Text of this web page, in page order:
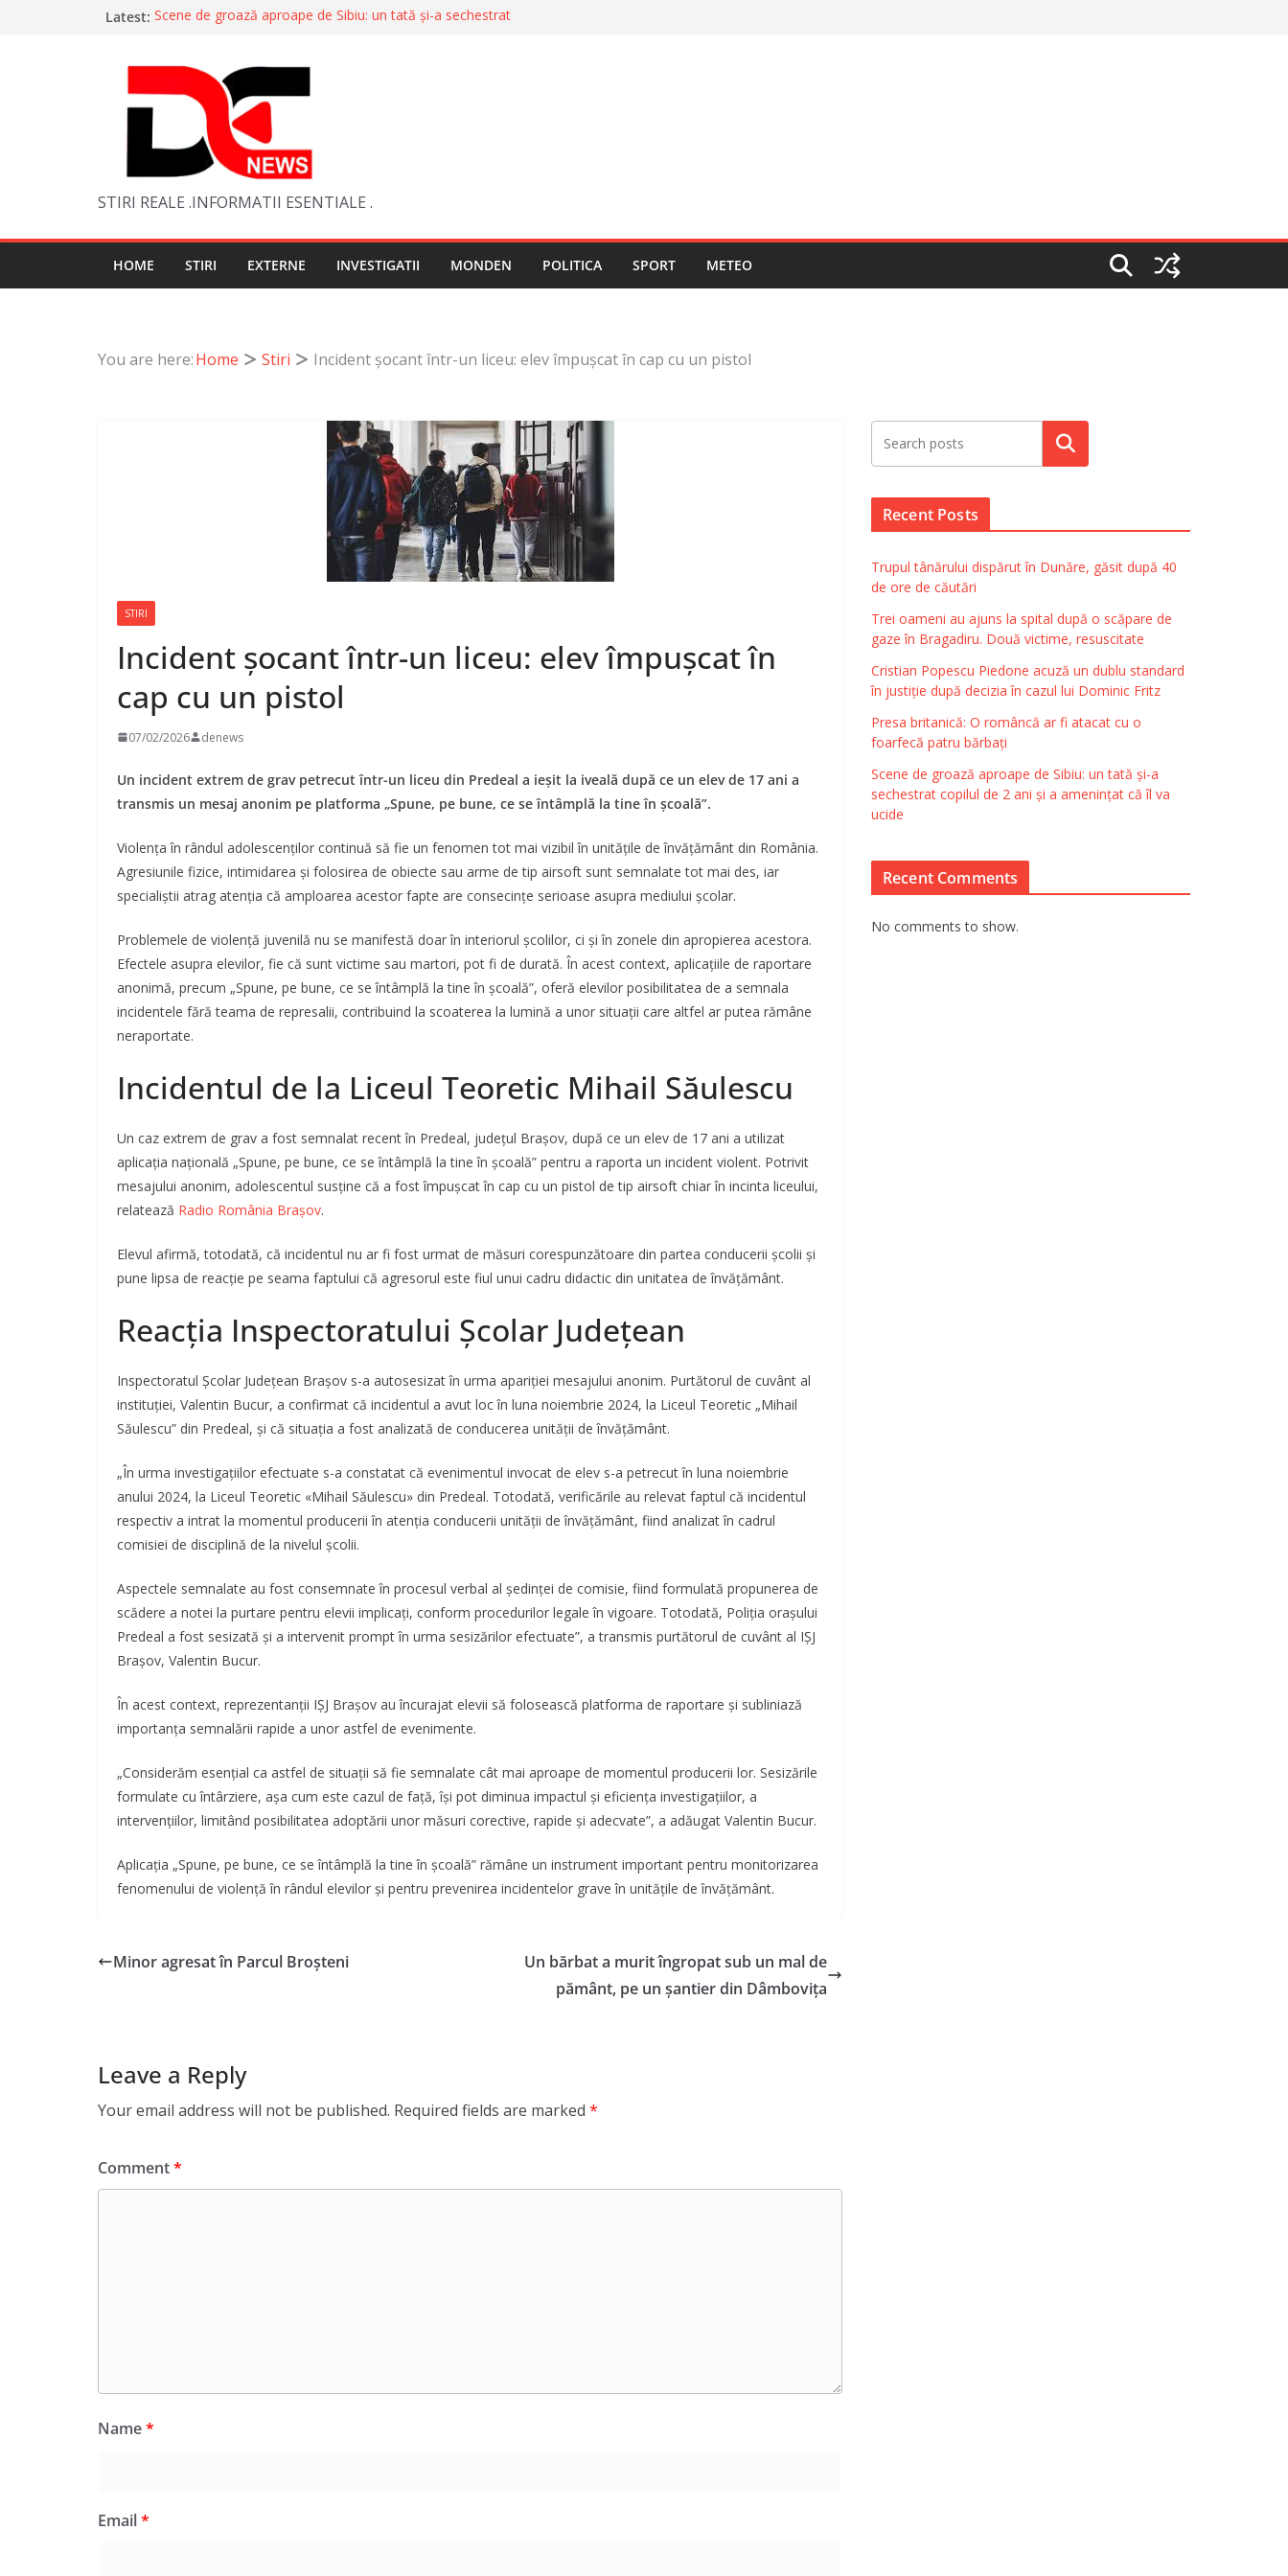
Latest: Scene de groază aproape de Sibiu: un tată și-a sechestrat
căutări
Trei oameni au ajuns la spital după o scăpare de gaze în
Bragadiru. Două victime, resuscitate
Cristian Popescu Piedone acuză un dublu standard în justiție
după decizia în cazul lui Dominic Fritz
Presa britanică: O româncă ar fi atacat cu o foarfecă patru
STIRI REALE .INFORMATII ESENTIALE .
HOME STIRI EXTERNE INVESTIGATII MONDEN POLITICA SPORT METEO
You are here:Home Stiri Incident șocant într-un liceu: elev împușcat în cap cu un pistol
STIRI
Incident șocant într-un liceu: elev împușcat în
cap cu un pistol
07/02/2026 denews
Un incident extrem de grav petrecut într-un liceu din Predeal a ieșit la iveală după ce un elev de 17 ani a
transmis un mesaj anonim pe platforma „Spune, pe bune, ce se întâmplă la tine în școală”.
Violența în rândul adolescenților continuă să fie un fenomen tot mai vizibil în unitățile de învățământ din România.
Agresiunile fizice, intimidarea și folosirea de obiecte sau arme de tip airsoft sunt semnalate tot mai des, iar
specialiștii atrag atenția că amploarea acestor fapte are consecințe serioase asupra mediului școlar.
Problemele de violență juvenilă nu se manifestă doar în interiorul școlilor, ci și în zonele din apropierea acestora.
Efectele asupra elevilor, fie că sunt victime sau martori, pot fi de durată. În acest context, aplicațiile de raportare
anonimă, precum „Spune, pe bune, ce se întâmplă la tine în școală”, oferă elevilor posibilitatea de a semnala
incidentele fără teama de represalii, contribuind la scoaterea la lumină a unor situații care altfel ar putea rămâne
neraportate.
Incidentul de la Liceul Teoretic Mihail Săulescu
Un caz extrem de grav a fost semnalat recent în Predeal, județul Brașov, după ce un elev de 17 ani a utilizat
aplicația națională „Spune, pe bune, ce se întâmplă la tine în școală” pentru a raporta un incident violent. Potrivit
mesajului anonim, adolescentul susține că a fost împușcat în cap cu un pistol de tip airsoft chiar în incinta liceului,
relatează Radio România Brașov.
Elevul afirmă, totodată, că incidentul nu ar fi fost urmat de măsuri corespunzătoare din partea conducerii școlii și
pune lipsa de reacție pe seama faptului că agresorul este fiul unui cadru didactic din unitatea de învățământ.
Reacția Inspectoratului Școlar Județean
Inspectoratul Școlar Județean Brașov s-a autosesizat în urma apariției mesajului anonim. Purtătorul de cuvânt al
instituției, Valentin Bucur, a confirmat că incidentul a avut loc în luna noiembrie 2024, la Liceul Teoretic „Mihail
Săulescu” din Predeal, și că situația a fost analizată de conducerea unității de învățământ.
„În urma investigațiilor efectuate s-a constatat că evenimentul invocat de elev s-a petrecut în luna noiembrie
anului 2024, la Liceul Teoretic «Mihail Săulescu» din Predeal. Totodată, verificările au relevat faptul că incidentul
respectiv a intrat la momentul producerii în atenția conducerii unității de învățământ, fiind analizat în cadrul
comisiei de disciplină de la nivelul școlii.
Aspectele semnalate au fost consemnate în procesul verbal al ședinței de comisie, fiind formulată propunerea de
scădere a notei la purtare pentru elevii implicați, conform procedurilor legale în vigoare. Totodată, Poliția orașului
Predeal a fost sesizată și a intervenit prompt în urma sesizărilor efectuate”, a transmis purtătorul de cuvânt al IȘJ
Brașov, Valentin Bucur.
În acest context, reprezentanții IȘJ Brașov au încurajat elevii să folosească platforma de raportare și subliniază
importanța semnalării rapide a unor astfel de evenimente.
„Considerăm esențial ca astfel de situații să fie semnalate cât mai aproape de momentul producerii lor. Sesizările
formulate cu întârziere, așa cum este cazul de față, își pot diminua impactul și eficiența investigațiilor, a
intervențiilor, limitând posibilitatea adoptării unor măsuri corective, rapide și adecvate”, a adăugat Valentin Bucur.
Aplicația „Spune, pe bune, ce se întâmplă la tine în școală” rămâne un instrument important pentru monitorizarea
fenomenului de violență în rândul elevilor și pentru prevenirea incidentelor grave în unitățile de învățământ.
Minor agresat în Parcul Broșteni
Un bărbat a murit îngropat sub un mal de
pământ, pe un șantier din Dâmbovița
Leave a Reply
Your email address will not be published. Required fields are marked *
Comment*
Name*
Email*
Search
Recent Posts
Trupul tânărului dispărut în Dunăre, găsit după 40
de ore de căutări
Trei oameni au ajuns la spital după o scăpare de
gaze în Bragadiru. Două victime, resuscitate
Cristian Popescu Piedone acuză un dublu standard
în justiție după decizia în cazul lui Dominic Fritz
Presa britanică: O româncă ar fi atacat cu o
foarfecă patru bărbați
Scene de groază aproape de Sibiu: un tată și-a
sechestrat copilul de 2 ani și a amenințat că îl va
ucide
Recent Comments
No comments to show.